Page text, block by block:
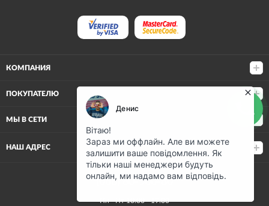
КОМПАНИЯ
ПОКУПАТЕЛЮ
МЫ В СЕТИ
НАШ АДРЕС
(068) 80-500-80
Пн—Пт 10:00—19:00